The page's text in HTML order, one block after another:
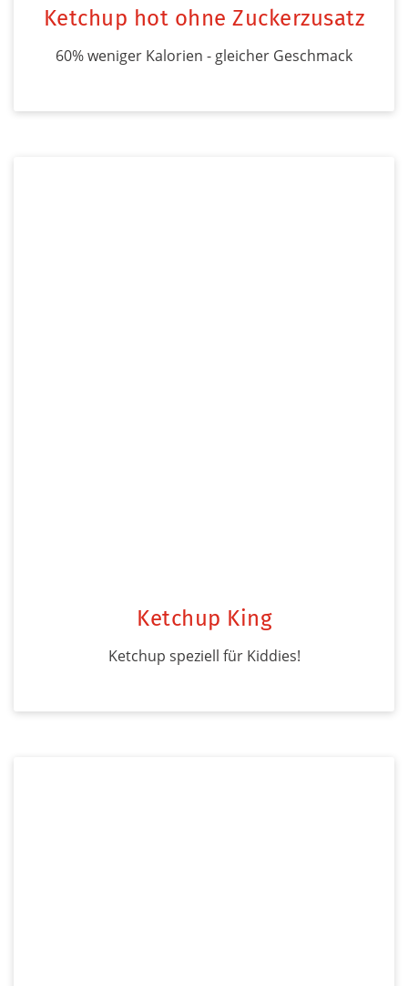
Ketchup hot ohne Zuckerzusatz
60% weniger Kalorien - gleicher Geschmack
Ketchup King
Ketchup speziell für Kiddies!